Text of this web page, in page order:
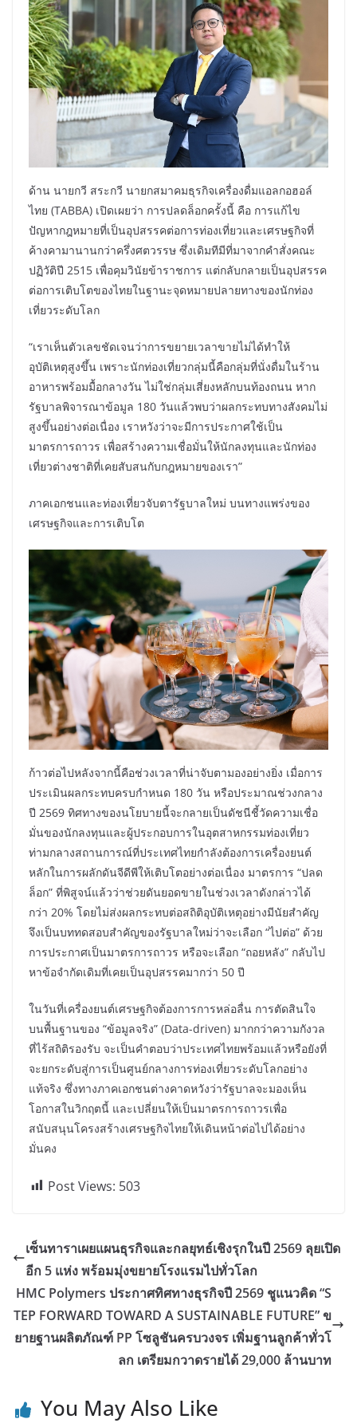
ด้าน นายกวี สระกวี นายกสมาคมธุรกิจเครื่องดื่มแอลกอฮอล์
ไทย (TABBA) เปิดเผยว่า การปลดล็อกครั้งนี้ คือ การแก้ไข
ปัญหากฎหมายที่เป็นอุปสรรคต่อการท่องเที่ยวและเศรษฐกิจที่
ค้างคามานานกว่าครึ่งศตวรรษ ซึ่งเดิมทีมีที่มาจากคำสั่งคณะ
ปฏิวัติปี 2515 เพื่อคุมวินัยข้าราชการ แต่กลับกลายเป็นอุปสรรค
ต่อการเติบโตของไทยในฐานะจุดหมายปลายทางของนักท่อง
เที่ยวระดับโลก
“เราเห็นตัวเลขชัดเจนว่าการขยายเวลาขายไม่ได้ทำให้
อุบัติเหตุสูงขึ้น เพราะนักท่องเที่ยวกลุ่มนี้คือกลุ่มที่นั่งดื่มในร้าน
อาหารพร้อมมื้อกลางวัน ไม่ใช่กลุ่มเสี่ยงหลักบนท้องถนน หาก
รัฐบาลพิจารณาข้อมูล 180 วันแล้วพบว่าผลกระทบทางสังคมไม่
สูงขึ้นอย่างต่อเนื่อง เราหวังว่าจะมีการประกาศใช้เป็น
มาตรการถาวร เพื่อสร้างความเชื่อมั่นให้นักลงทุนและนักท่อง
เที่ยวต่างชาติที่เคยสับสนกับกฎหมายของเรา”
ภาคเอกชนและท่องเที่ยวจับตารัฐบาลใหม่ บนทางแพร่งของ
เศรษฐกิจและการเติบโต
ก้าวต่อไปหลังจากนี้คือช่วงเวลาที่น่าจับตามองอย่างยิ่ง เมื่อการ
ประเมินผลกระทบครบกำหนด 180 วัน หรือประมาณช่วงกลาง
ปี 2569 ทิศทางของนโยบายนี้จะกลายเป็นดัชนีชี้วัดความเชื่อ
มั่นของนักลงทุนและผู้ประกอบการในอุตสาหกรรมท่องเที่ยว
ท่ามกลางสถานการณ์ที่ประเทศไทยกำลังต้องการเครื่องยนต์
หลักในการผลักดันจีดีพีให้เติบโตอย่างต่อเนื่อง มาตรการ “ปลด
ล็อก” ที่พิสูจน์แล้วว่าช่วยดันยอดขายในช่วงเวลาดังกล่าวได้
กว่า 20% โดยไม่ส่งผลกระทบต่อสถิติอุบัติเหตุอย่างมีนัยสำคัญ
จึงเป็นบททดสอบสำคัญของรัฐบาลใหม่ว่าจะเลือก “ไปต่อ” ด้วย
การประกาศเป็นมาตรการถาวร หรือจะเลือก “ถอยหลัง” กลับไป
หาข้อจำกัดเดิมที่เคยเป็นอุปสรรคมากว่า 50 ปี
ในวันที่เครื่องยนต์เศรษฐกิจต้องการการหล่อลื่น การตัดสินใจ
บนพื้นฐานของ “ข้อมูลจริง” (Data-driven) มากกว่าความกังวล
ที่ไร้สถิติรองรับ จะเป็นคำตอบว่าประเทศไทยพร้อมแล้วหรือยังที่
จะยกระดับสู่การเป็นศูนย์กลางการท่องเที่ยวระดับโลกอย่าง
แท้จริง ซึ่งทางภาคเอกชนต่างคาดหวังว่ารัฐบาลจะมองเห็น
โอกาสในวิกฤตนี้ และเปลี่ยนให้เป็นมาตรการถาวรเพื่อ
สนับสนุนโครงสร้างเศรษฐกิจไทยให้เดินหน้าต่อไปได้อย่าง
มั่นคง
Post Views: 503
เซ็นทาราเผยแผนธุรกิจและกลยุทธ์เชิงรุกในปี 2569 ลุยเปิด
อีก 5 แห่ง พร้อมมุ่งขยายโรงแรมไปทั่วโลก
HMC Polymers ประกาศทิศทางธุรกิจปี 2569 ชูแนวคิด “S
TEP FORWARD TOWARD A SUSTAINABLE FUTURE” ข
ยายฐานผลิตภัณฑ์ PP โซลูชันครบวงจร เพิ่มฐานลูกค้าทั่วโ
ลก เตรียมกวาดรายได้ 29,000 ล้านบาท
You May Also Like